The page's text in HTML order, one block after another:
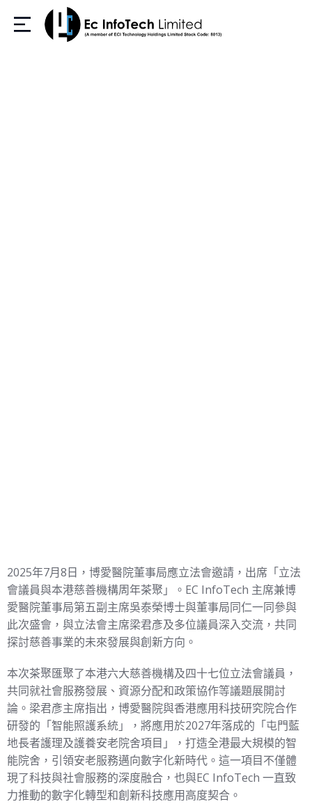
2025年7月8日，博愛醫院董事局應立法會邀請，出席「立法
會議員與本港慈善機構周年茶聚」。EC InfoTech 主席兼博
愛醫院董事局第五副主席吳泰榮博士與董事局同仁一同參與
此次盛會，與立法會主席梁君彥及多位議員深入交流，共同
探討慈善事業的未來發展與創新方向。
本次茶聚匯聚了本港六大慈善機構及四十七位立法會議員，
共同就社會服務發展、資源分配和政策協作等議題展開討
論。梁君彥主席指出，博愛醫院與香港應用科技研究院合作
研發的「智能照護系統」，將應用於2027年落成的「屯門藍
地長者護理及護養安老院舍項目」，打造全港最大規模的智
能院舍，引領安老服務邁向數字化新時代。這一項目不僅體
現了科技與社會服務的深度融合，也與EC InfoTech 一直致
力推動的數字化轉型和創新科技應用高度契合。